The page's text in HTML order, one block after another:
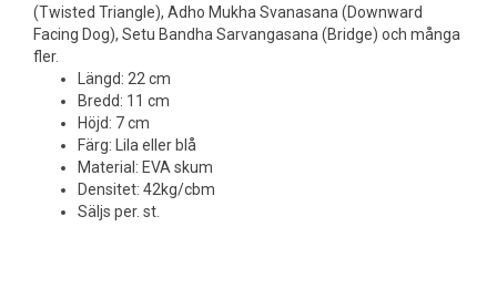
(Twisted Triangle), Adho Mukha Svanasana (Downward
Facing Dog), Setu Bandha Sarvangasana (Bridge) och många
fler.
Längd: 22 cm
Bredd: 11 cm
Höjd: 7 cm
Färg: Lila eller blå
Material: EVA skum
Densitet: 42kg/cbm
Säljs per. st.